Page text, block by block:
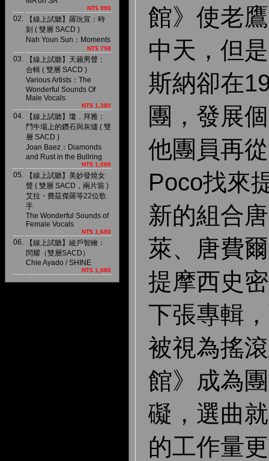
NT$ 990
02.
【線上試聽】羅玧宣：時
刻 ( 雙層 SACD )
Nah Youn Sun：Moments
NT$ 798
03.
【線上試聽】天籟男聲：
合輯 ( 雙層 SACD )
Various Artists：The
Wonderful Sounds Of
Male Vocals
NT$ 1,380
04.
【線上試聽】瓊．拜雅：
鬥牛場上的鑽石與灰燼 ( 雙
層 SACD )
Joan Baez：Diamonds
and Rust in the Bullring
NT$ 1,080
05.
【線上試聽】美妙發燒女
聲 ( 雙層 SACD，兩片裝 )
艾拉・費茲傑羅等22位歌
手
The Wonderful Sounds of
Female Vocals
NT$ 1,680
06.
【線上試聽】綾戶智繪：
閃耀（雙層SACD）
Chie Ayado / SHINE
NT$ 1,080
館》使老
中天，但
斯納卻在
團，發展
他團員再
Poco找來
新的組合
萊、唐費
提摩西史
下張專輯
被視為搖
館》成為
礙，選曲
的工作量